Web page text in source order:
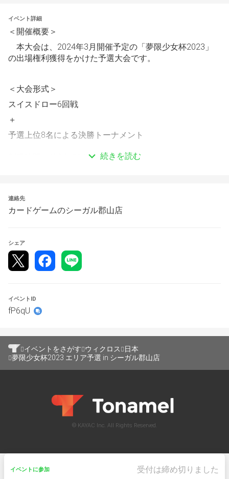
イベント詳細
＜開催概要＞
本大会は、2024年3月開催予定の「夢限少女杯2023」
の出場権利獲得をかけた予選大会です。
＜大会形式＞
スイスドロー6回戦
＋
予選上位8名による決勝トーナメント
制限時間　1試合 30分
＜制限時間終了時の処理＞
ゲームの進行を中断し、バーストチャンスで勝敗を決定し
てください。
※「バーストチャンスの詳細（WIXOSS公式HP）
勝敗が付いていなかった場合は、ゲームの進行を中断し、
バーストチャンスで勝敗を決定してください。
＜決勝ラウンド進出者選出方法＞
予選終了時点での成績上位8名を決勝進出者とします。
得点が同じだった場合は、次のようにして順位を決定しま
す。
【優先3】対戦相手が戦った相手の得点率（OMW%）の平
上記で全く同じだった場合は、バーストチャンスにて順位
同じ得点であれば、より強い対戦相手とより多く当たった
続きを読む
連絡先
カードゲームのシーガル郡山店
シェア
イベントID
fP6qU
イベントをさがす ウィクロス
日本
夢限少女杯2023 エリア予選 in シーガル郡山店
© KAYAC Inc. All Rights Reserved.
イベントに参加 受付は締め切りました